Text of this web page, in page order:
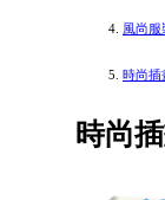
風尚服
時尚插
時尚